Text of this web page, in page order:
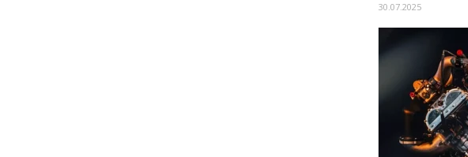
30.07.2025